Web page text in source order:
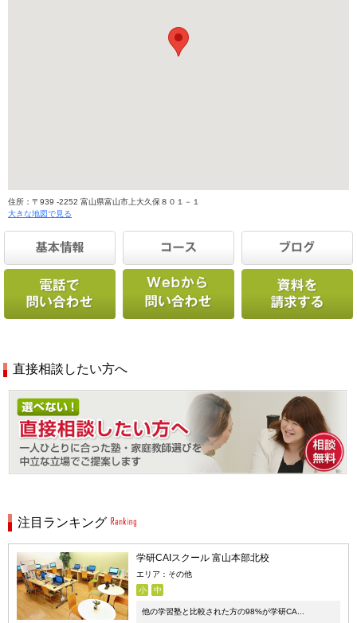
住所：〒939 -2252 富山県富山市上大久保８０１－１
大きな地図で見る
直接相談したい方へ
注目ランキング
学研CAIスクール 富山本部北校
エリア：その他
小
中
他の学習塾と比較された方の98%が学研CA...